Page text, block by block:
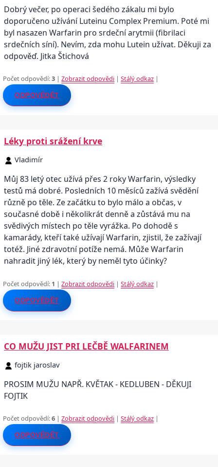
Dobrý večer, po operaci šedého zákalu mi bylo
doporučeno užívání Luteinu Complex Premium. Poté mi
byl nasazen Warfarin pro srdeční arytmii (fibrilaci
srdečních síní). Nevím, zda mohu Lutein užívat. Děkuji za
odpověď. Jitka Štichová
Počet odpovědí:3 |Zobrazit odpovědi |Stálý odkaz |
ODPOVĚDĚT
Léky proti srážení krve
Vladimír
Můj 83 letý otec užívá přes 2 roky Warfarin, výsledky
testů má dobré. Posledních 10 měsíců zažívá svědění
různě po těle. Ze začátku to bylo málo a občas, v
současné době i několikrát denně a zůstává mu na
svědivých místech po těle vyrážka. Po dohodě s
kamarády, kteří také užívají Warfarin, zjistil, že zažívají
totéž. Jiné zdravotní potíže nemá. Může Warfarin
nahradit jiný lék, který by neměl tyto účinky?
Počet odpovědí: 1 |Zobrazit odpovědi |Stálý odkaz |
ODPOVĚDĚT
CO MUŽU JIST PRI LEČBĚ WALFARINEM
fojtik jaroslav
PROSIM MUŽU NAPŘ. KVĚTAK - KEDLUBEN - DĚKUJI
FOJTIK
Počet odpovědí:6 |Zobrazit odpovědi |Stálý odkaz |
ODPOVĚDĚT